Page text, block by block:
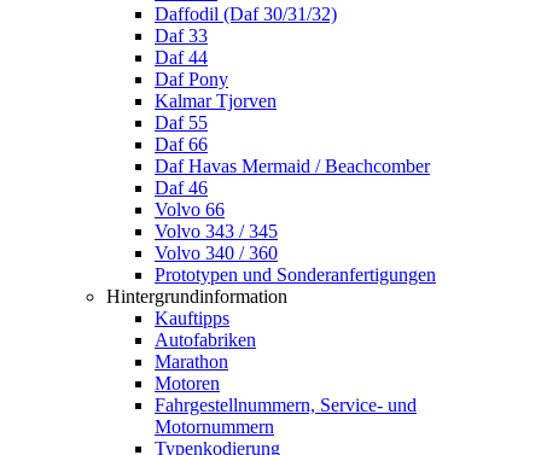
Daffodil (Daf 30/31/32)
Daf 33
Daf 44
Daf Pony
Kalmar Tjorven
Daf 55
Daf 66
Daf Havas Mermaid / Beachcomber
Daf 46
Volvo 66
Volvo 343 / 345
Volvo 340 / 360
Prototypen und Sonderanfertigungen
Hintergrundinformation
Kauftipps
Autofabriken
Marathon
Motoren
Fahrgestellnummern, Service- und
Motornummern
Typenkodierung